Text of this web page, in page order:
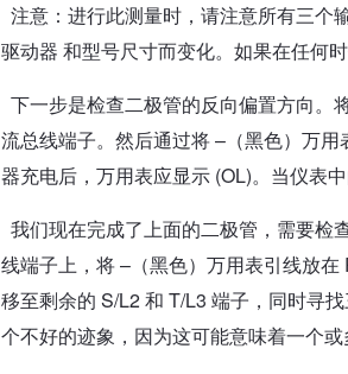
注意：进行此测量时，请注意所有三个
驱动器 和型号尺寸而变化。如果在任何
下一步是检查二极管的反向偏置方向。
流总线端子。然后通过将 –（黑色）万
器充电后，万用表应显示 (OL)。当仪表
我们现在完成了上面的二极管，需要检
线端子上，将 –（黑色）万用表引线放
移至剩余的 S/L2 和 T/L3 端子，同时寻
个不好的迹象，因为这可能意味着一个或